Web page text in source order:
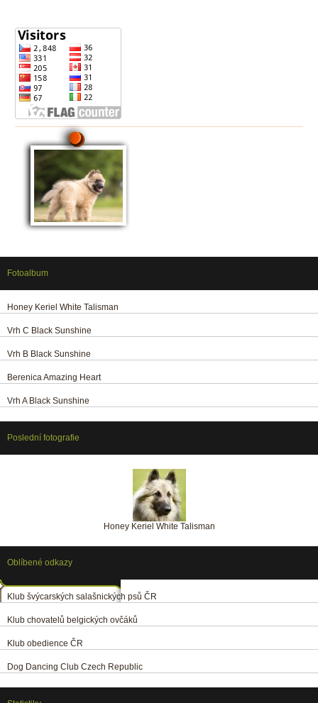
Fotoalbum
Honey Keriel White Talisman
Vrh C Black Sunshine
Vrh B Black Sunshine
Berenica Amazing Heart
Vrh A Black Sunshine
Poslední fotografie
Honey Keriel White Talisman
Oblíbené odkazy
Klub švýcarských salašnických psů ČR
Klub chovatelů belgických ovčáků
Klub obedience ČR
Dog Dancing Club Czech Republic